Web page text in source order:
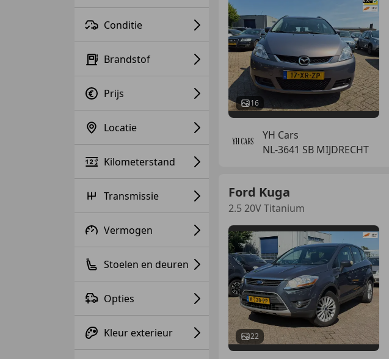
Conditie
Brandstof
Prijs
Locatie
Kilometerstand
Transmissie
Vermogen
Stoelen en deuren
Opties
Kleur exterieur
16
YH Cars
NL-3641 SB MIJDRECHT
Ford Kuga
2.5 20V Titanium
22